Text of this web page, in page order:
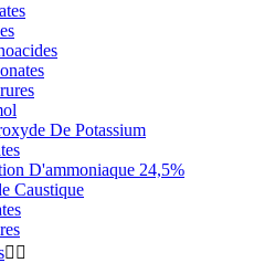
De Potassium
D'ammoniaque 24,5%
Caustique
 